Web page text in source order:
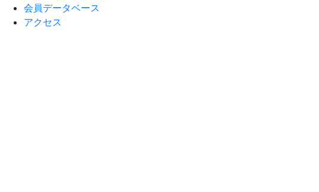
会員データベース
アクセス